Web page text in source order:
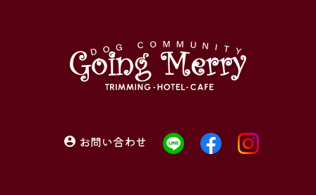
お問い合わせ